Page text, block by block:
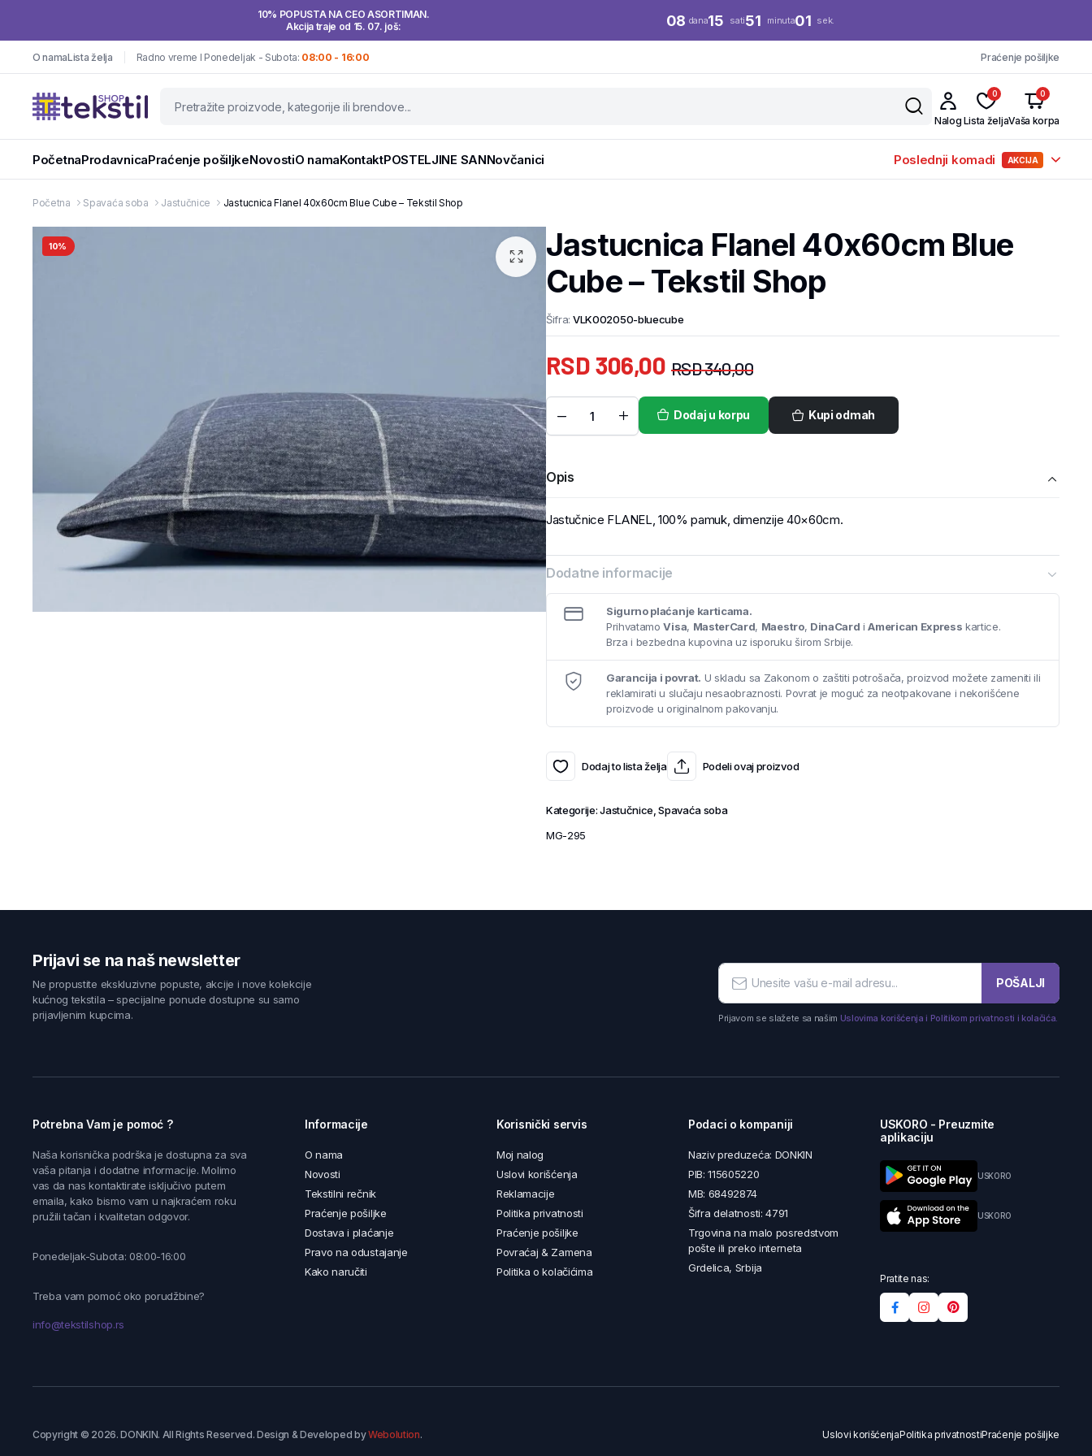
10% POPUSTA NA CEO ASORTIMAN.
Akcija traje od 15. 07. još:
08 dana15 sati51 minuta01 sek.
O namaLista želja Radno vreme I Ponedeljak - Subota: 08:00 - 16:00 Praćenje pošiljke
Nalog
0
Lista želja
0
Vaša korpa
PočetnaProdavnicaPraćenje pošiljkeNovostiO namaKontaktPOSTELJINE SANNovčanici Poslednji komadi AKCIJA
Početna Spavaća soba Jastučnice Jastucnica Flanel 40x60cm Blue Cube – Tekstil Shop
10%
Jastucnica Flanel 40x60cm Blue
Cube – Tekstil Shop
Šifra: VLK002050-bluecube
RSD340,00
RSD306,00
Dodaj u korpu Kupi odmah
Opis
Jastučnice FLANEL, 100% pamuk, dimenzije 40×60cm.
Dodatne informacije
Sigurno plaćanje karticama.
PrihvatamoVisa, MasterCard, Maestro, DinaCard iAmerican Express kartice.
Brza i bezbedna kupovina uz isporuku širom Srbije.
Garancija i povrat. U skladu sa Zakonom o zaštiti potrošača, proizvod možete zameniti ili
reklamirati u slučaju nesaobraznosti. Povrat je moguć za neotpakovane i nekorišćene
proizvode u originalnom pakovanju.
Dodaj to lista želja Podeli ovaj proizvod
Kategorije:Jastučnice ,Spavaća soba
MG-295
Prijavi se na naš newsletter
Ne propustite ekskluzivne popuste, akcije i nove kolekcije
kućnog tekstila – specijalne ponude dostupne su samo
prijavljenim kupcima.
POŠALJI
Prijavom se slažete sa našim Uslovima korišćenja i Politikom privatnosti i kolačića.
Potrebna Vam je pomoć ?
Naša korisnička podrška je dostupna za sva
vaša pitanja i dodatne informacije. Molimo
vas da nas kontaktirate isključivo putem
emaila, kako bismo vam u najkraćem roku
pružili tačan i kvalitetan odgovor.
Ponedeljak-Subota: 08:00-16:00
Treba vam pomoć oko porudžbine?
info@tekstilshop.rs
Informacije
O nama
Novosti
Tekstilni rečnik
Praćenje pošiljke
Dostava i plaćanje
Pravo na odustajanje
Kako naručiti
Korisnički servis
Moj nalog
Uslovi korišćenja
Reklamacije
Politika privatnosti
Praćenje pošiljke
Povraćaj & Zamena
Politika o kolačićima
Podaci o kompaniji
Naziv preduzeća: DONKIN
PIB: 115605220
MB: 68492874
Šifra delatnosti: 4791
Trgovina na malo posredstvom
pošte ili preko interneta
Grdelica, Srbija
USKORO - Preuzmite
aplikaciju
USKORO
USKORO
Pratite nas:
Copyright © 2026. DONKIN. All Rights Reserved. Design & Developed byWebolution. Uslovi korišćenjaPolitika privatnostiPraćenje pošiljke